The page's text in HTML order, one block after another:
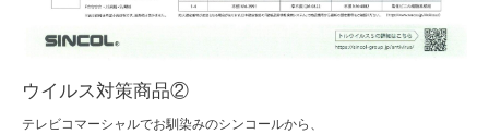
ウイルス対策商品②
テレビコマーシャルでお馴染みのシンコールから、